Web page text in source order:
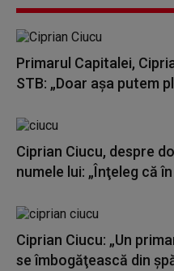
Primarul Capitalei,
STB: „Doar aşa putem
Ciprian Ciucu, despre
numele lui: „Înţeleg că
Ciprian Ciucu: „Un
se îmbogăţească din